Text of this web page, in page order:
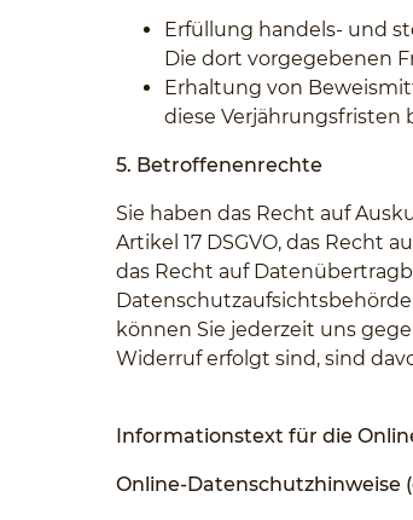
Erfüllung handels- und
Die dort vorgegebenen
Erhaltung von
diese Verjährungsfristen
5. Betroffenenrechte
Sie haben das Recht auf
Artikel 17 DSGVO, das Recht
das Recht auf
Datenschutzaufsichtsbehörde
können Sie jederzeit uns
Widerruf erfolgt sind, sind
Informationstext für die
Online-Datenschutzhinweise